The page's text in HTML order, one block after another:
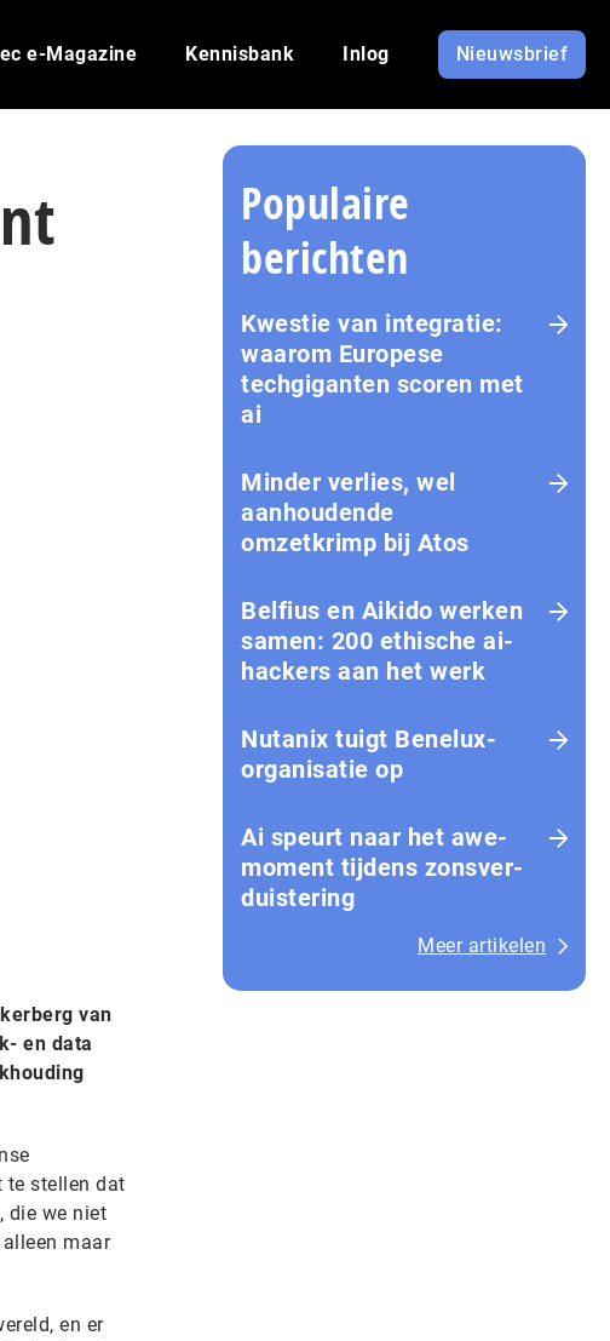
e-Magazine Kennisbank Inlog Nieuwsbrief
van
en data
te stellen dat
die we niet
maar
en er
Populaire
berichten
Kwestie van integratie:
waarom Europese
techgiganten scoren met
ai
Minder verlies, wel
aanhoudende
omzetkrimp bij Atos
Belfius en Aikido werken
samen: 200 ethische ai-
hackers aan het werk
Nutanix tuigt Benelux-
organisatie op
Ai speurt naar het awe-
moment tijdens zons­ver­
duis­te­ring
Meer artikelen